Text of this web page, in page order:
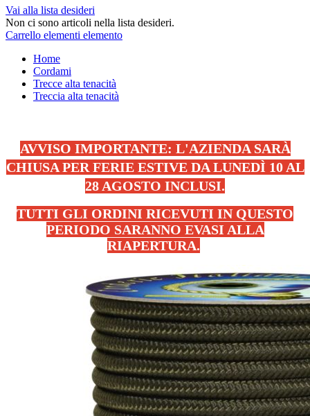
Vai alla lista desideri
Non ci sono articoli nella lista desideri.
Carrello elementi elemento
Home
Cordami
Trecce alta tenacità
Treccia alta tenacità
AVVISO IMPORTANTE: L'AZIENDA SARÀ
CHIUSA PER FERIE ESTIVE DA LUNEDÌ 10 AL
28 AGOSTO INCLUSI.
TUTTI GLI ORDINI RICEVUTI IN QUESTO
PERIODO SARANNO EVASI ALLA
RIAPERTURA.